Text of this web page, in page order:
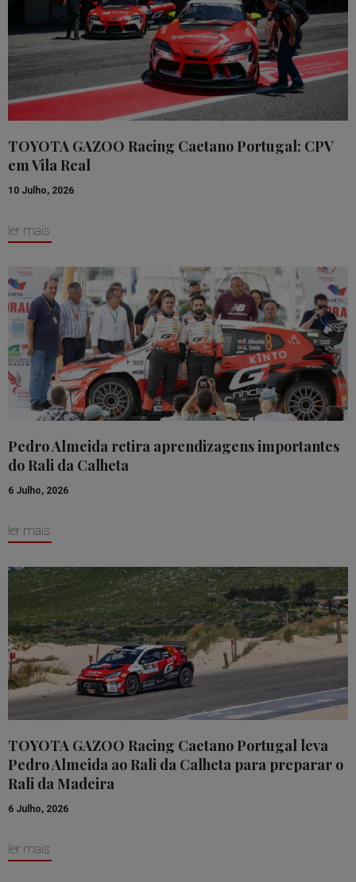
TOYOTA GAZOO Racing Caetano Portugal: CPV
em Vila Real
10 Julho, 2026
ler mais
Pedro Almeida retira aprendizagens importantes
do Rali da Calheta
6 Julho, 2026
ler mais
TOYOTA GAZOO Racing Caetano Portugal leva
Pedro Almeida ao Rali da Calheta para preparar o
Rali da Madeira
6 Julho, 2026
ler mais